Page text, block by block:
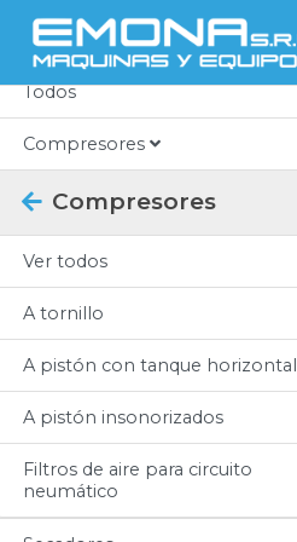
Categorias
Todos
Compresores
Compresores
Ver todos
A tornillo
A pistón con tanque horizontal
A pistón insonorizados
Filtros de aire para circuito
neumático